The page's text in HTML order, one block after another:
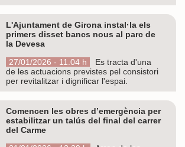
L'Ajuntament de Girona instal·la els
primers disset bancs nous al parc de
la Devesa
27/01/2026 - 11.04 h
Es tracta d'una
de les actuacions previstes pel consistori
per revitalitzar i dignificar l'espai.
Comencen les obres d’emergència per
estabilitzar un talús del final del carrer
del Carme